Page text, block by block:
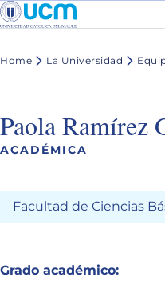
Home La Universidad
Paola Ramírez
ACADÉMICA
Facultad de Ciencias
Grado académico: